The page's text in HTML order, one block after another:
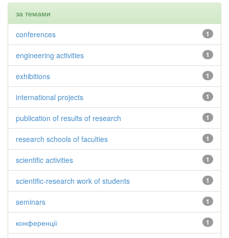
за темами
1
conferences
1
engineering activities
1
exhibitions
1
international projects
1
publication of results of research
1
research schools of faculties
1
scientific activities
1
scientific-research work of students
1
seminars
1
конференції